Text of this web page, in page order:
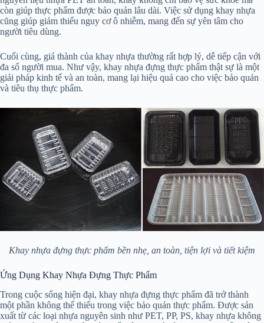
còn giúp thực phẩm được bảo quản lâu dài. Việc sử dụng khay nhựa
cũng giúp giảm thiểu nguy cơ ô nhiễm, mang đến sự yên tâm cho
người tiêu dùng.
Cuối cùng, giá thành của khay nhựa thường rất hợp lý, dễ tiếp cận với
đa số người mua. Như vậy, khay nhựa đựng thực phẩm thật sự là một
giải pháp kinh tế và an toàn, mang lại hiệu quả cao cho việc bảo quản
và tiêu thụ thực phẩm.
Khay nhựa đựng thực phẩm bền nhẹ, an toàn, tiện lợi và tiết kiệm
Ứng Dụng Khay Nhựa Đựng Thực Phẩm
Trong cuộc sống hiện đại, khay nhựa đựng thực phẩm đã trở thành
một phần không thể thiếu trong việc bảo quản thực phẩm. Được sản
xuất từ các loại nhựa nguyên sinh như PET, PP, PS, khay nhựa không